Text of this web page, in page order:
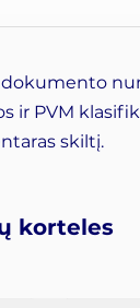
ir PVM
skiltį.
korteles